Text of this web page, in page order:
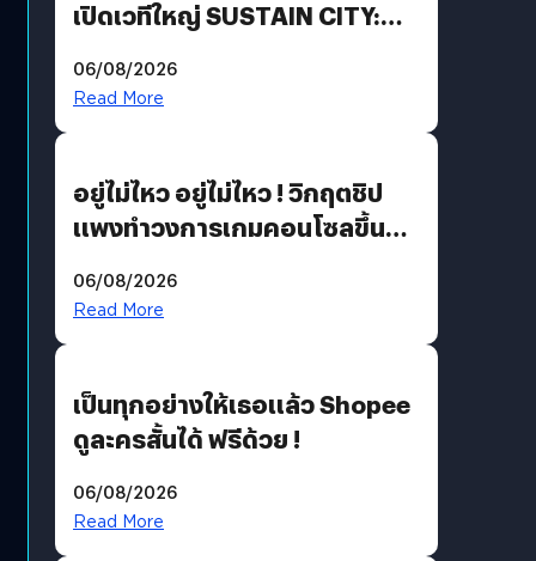
เปิดเวทีใหญ่ SUSTAIN CITY:
แนวทางปรับตัวสู่เศรษฐกิจสี
06/08/2026
Read More
อยู่ไม่ไหว อยู่ไม่ไหว ! วิกฤตชิป
แพงทำวงการเกมคอนโซลขึ้น
?
06/08/2026
Read More
เป็นทุกอย่างให้เธอแล้ว Shopee
ดูละครสั้นได้ ฟรีด้วย !
06/08/2026
Read More